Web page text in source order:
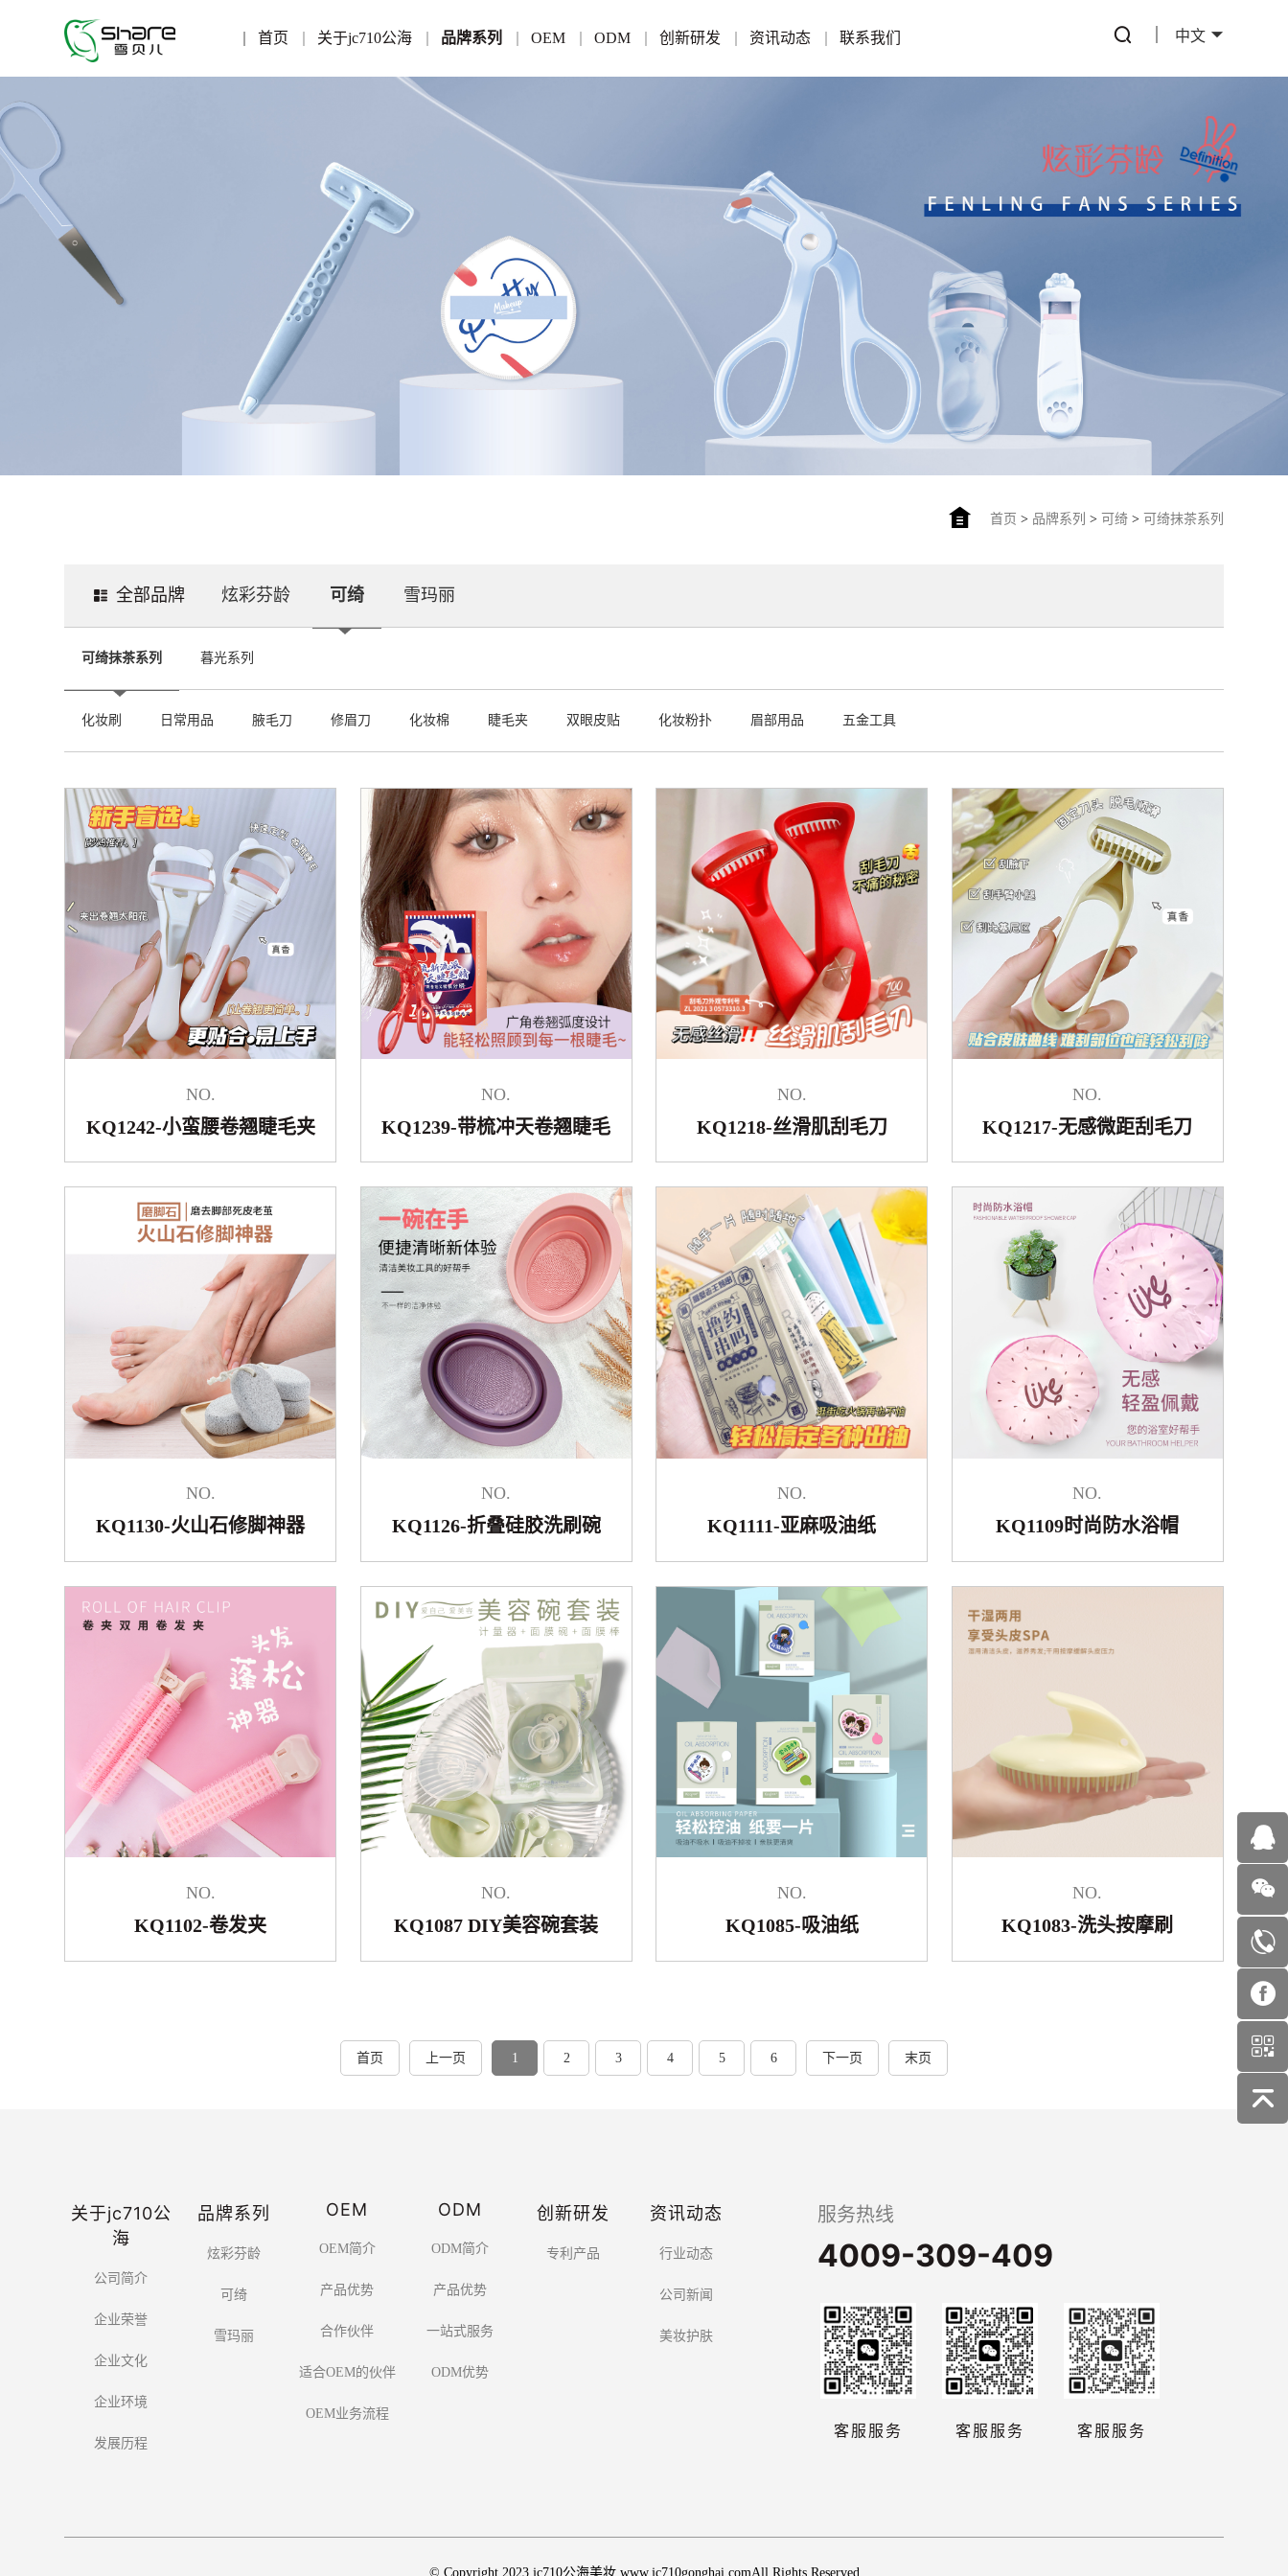
首页 关于jc710公海 品牌系列 OEM ODM 创新研发 资讯动态 联系我们 中文
首页 > 品牌系列 > 可绮> 可绮抹茶系列
全部品牌 炫彩芬龄 可绮 雪玛丽
可绮抹茶系列 暮光系列
化妆刷 日常用品 腋毛刀 修眉刀 化妆棉 睫毛夹 双眼皮贴 化妆粉扑 眉部用品 五金工具
NO.
KQ1242-小蛮腰卷翘睫毛夹
NO.
KQ1239-带梳冲天卷翘睫毛
NO.
KQ1218-丝滑肌刮毛刀
NO.
KQ1217-无感微距刮毛刀
NO.
KQ1130-火山石修脚神器
NO.
KQ1126-折叠硅胶洗刷碗
NO.
KQ1111-亚麻吸油纸
NO.
KQ1109时尚防水浴帽
NO.
KQ1102-卷发夹
NO.
KQ1087 DIY美容碗套装
NO.
KQ1085-吸油纸
NO.
KQ1083-洗头按摩刷
首页 上一页 1 2 3 4 5 6 下一页 末页
关于jc710公
海
公司简介
企业荣誉
企业文化
企业环境
发展历程
品牌系列
炫彩芬龄
可绮
雪玛丽
OEM
OEM简介
产品优势
合作伙伴
适合OEM的伙伴
OEM业务流程
ODM
ODM简介
产品优势
一站式服务
ODM优势
创新研发
专利产品
资讯动态
行业动态
公司新闻
美妆护肤
服务热线
4009-309-409
客服服务 客服服务 客服服务
© Copyright 2023 jc710公海美妆 www.jc710gonghai.comAll Rights Reserved